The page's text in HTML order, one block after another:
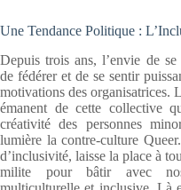
Une Tendance Politique :
Depuis trois ans, l’envie de
de fédérer et de se sentir
motivations des organisatrices.
émanent de cette collective
créativité des personnes
lumière la contre-culture
d’inclusivité, laisse la place à
milite pour bâtir avec